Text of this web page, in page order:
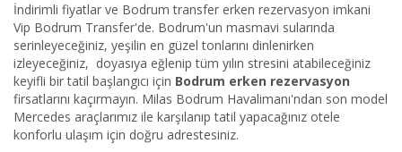
İndirimli fiyatlar ve Bodrum transfer erken rezervasyon imkani
Vip Bodrum Transfer'de. Bodrum'un masmavi sularında
serinleyeceğiniz, yeşilin en güzel tonlarını dinlenirken
izleyeceğiniz, doyasıya eğlenip tüm yılın stresini atabileceğiniz
keyifli bir tatil başlangıcı için Bodrum erken rezervasyon
firsatlarını kaçırmayın. Milas Bodrum Havalimanı'ndan son model
Mercedes araçlarımız ile karşılanıp tatil yapacağınız otele
konforlu ulaşım için doğru adrestesiniz.